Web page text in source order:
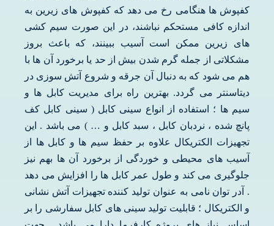
کفپوش ها هنگامی رخ می دهد که کفپوش های زیرین به
اندازه کافی مستحکم نباشند، در این صورت سیم کشی
های زیرین ممکن است آسیب ببینند، که باعث بروز
مشکلاتی از جمله گرم شدن بیش از حد یا برخورد آن ها با
هم می شود که به دنبال آن جرقه و شروع آتش سوزی در
دیتاسنتر می گردد. بهترین راه برای مدیریت کابل ها و
سیم ها ؛ استفاده از انواع سینی کابل ( سینی کابل کف
پانچ شده ، نردبان کابل ، سبد کابل و … ) می باشد . این
تجهیزات الکتریکال علاوه بر حفظ سیم ها و کابل ها از
آسیب های محیطی و خوردگی از برخورد آن ها بهم نیز
جلوگیری می کند و طول عمر کابل ها را افزایش می دهد
. آدر توان نامی به عنوان تولید کننده تجهیزات آتش نشانی
و الکتریکال ؛ قابلیت تولید سینی های کابل سفارشی را بر